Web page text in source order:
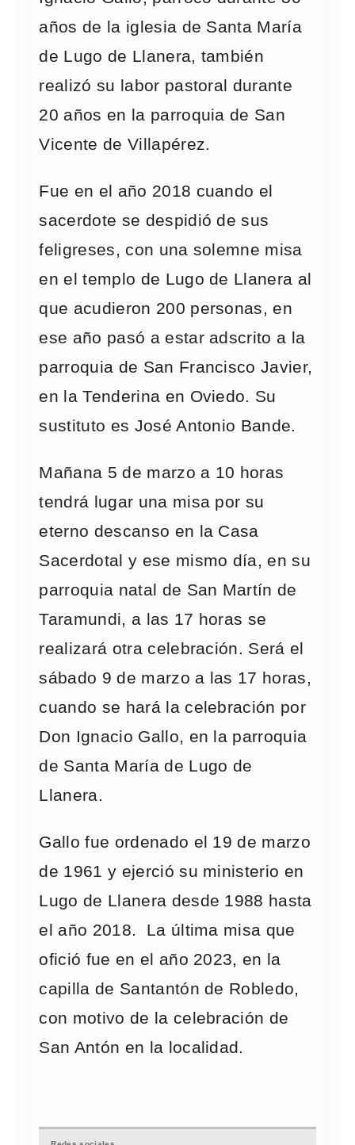
años de la iglesia de Santa María
de Lugo de Llanera, también
realizó su labor pastoral durante
20 años en la parroquia de San
Vicente de Villapérez.
Fue en el año 2018 cuando el
sacerdote se despidió de sus
feligreses, con una solemne misa
en el templo de Lugo de Llanera al
que acudieron 200 personas, en
ese año pasó a estar adscrito a la
parroquia de San Francisco Javier,
en la Tenderina en Oviedo. Su
sustituto es José Antonio Bande.
Mañana 5 de marzo a 10 horas
tendrá lugar una misa por su
eterno descanso en la Casa
Sacerdotal y ese mismo día, en su
parroquia natal de San Martín de
Taramundi, a las 17 horas se
realizará otra celebración. Será el
sábado 9 de marzo a las 17 horas,
cuando se hará la celebración por
Don Ignacio Gallo, en la parroquia
de Santa María de Lugo de
Llanera.
Gallo fue ordenado el 19 de marzo
de 1961 y ejerció su ministerio en
Lugo de Llanera desde 1988 hasta
el año 2018. La última misa que
ofició fue en el año 2023, en la
capilla de Santantón de Robledo,
con motivo de la celebración de
San Antón en la localidad.